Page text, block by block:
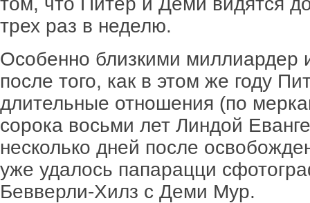
трех раз в неделю.
Особенно близкими миллиардер
после того, как в этом же году
длительные отношения (по
сорока восьми лет Линдой
несколько дней после
уже удалось папарацци
Бевверли-Хилз с Деми Мур.